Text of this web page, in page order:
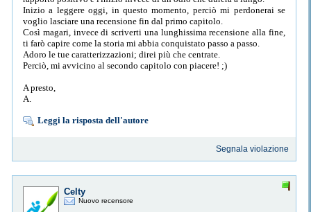
Inizio a leggere oggi, in questo momento, perciò mi perdonerai se
voglio lasciare una recensione fin dal primo capitolo.
Così magari, invece di scriverti una lunghissima recensione alla fine,
ti farò capire come la storia mi abbia conquistato passo a passo.
Adoro le tue caratterizzazioni; direi più che centrate.
Perciò, mi avvicino al secondo capitolo con piacere! ;)
A presto,
A.
Leggi la risposta dell'autore
Segnala violazione
Celty
Nuovo recensore